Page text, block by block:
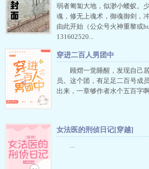
弱者匍匐大地，似渺小蝼蚁。
魂，修无上魂术，御魂御剑，
由此开始（公众号火神重黎或
131602520...
穿进二百人男团中
顾熠一觉睡醒，发现自己
员。这个团，有足足二百号成
出来，一章够作者水个五百字
女法医的刑侦日记[穿越]
...